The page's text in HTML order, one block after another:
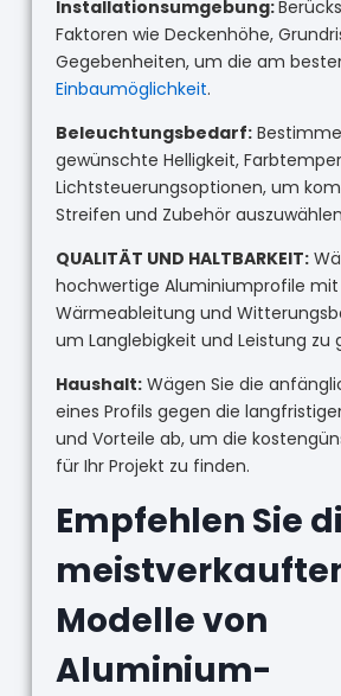
Installationsumgebung:
Faktoren wie Deckenhöhe,
Gegebenheiten, um die am
Einbaumöglichkeit.
Beleuchtungsbedarf:
gewünschte Helligkeit,
Lichtsteuerungsoptionen, um
Streifen und Zubehör
QUALITÄT UND HALTBARKEIT:
hochwertige Aluminiumprofile
Wärmeableitung und
um Langlebigkeit und Leistung zu
Haushalt:Wägen Sie die
eines Profils gegen die
und Vorteile ab, um die
für Ihr Projekt zu finden.
Empfehlen Sie
Modelle von
Aluminium-